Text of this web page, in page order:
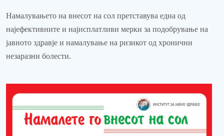
Намалувањето на внесот на сол претставува една од
најефективните и најисплатливи мерки за подобрување на
јавното здравје и намалување на ризикот од хронични
незаразни болести.